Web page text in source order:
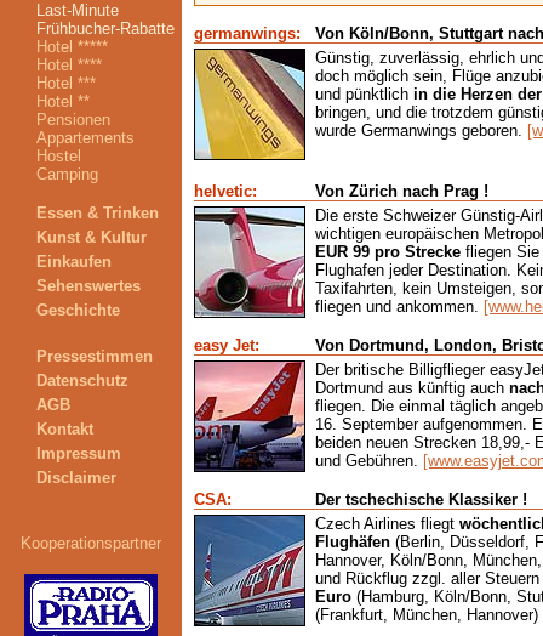
Last-Minute
Frühbucher-Rabatte
Hotel *****
Hotel ****
Hotel ***
Hotel **
Pensionen
Appartements
Hostel
Camping
Essen & Trinken
Kunst & Kultur
Einkaufen
Sehenswertes
Geschichte
Pressestimmen
Datenschutz
AGB
Kontakt
Impressum
Disclaimer
Kooperationspartner
germanwings:
Von Köln/Bonn, Stuttgart
Günstig, zuverlässig, ehrlich
doch möglich sein, Flüge
und pünktlich in die Herzen
bringen, und die trotzdem
wurde Germanwings geboren.
helvetic:
Von Zürich nach Prag !
Die erste Schweizer Günstig-
wichtigen europäischen
EUR 99 pro Strecke fliegen
Flughafen jeder Destination.
Taxifahrten, kein Umsteigen,
fliegen und ankommen.
easy Jet:
Von Dortmund, London,
Der britische Billigflieger
Dortmund aus künftig auch
fliegen. Die einmal täglich
16. September aufgenommen.
beiden neuen Strecken 18,99,-
und Gebühren.
CSA:
Der tschechische Klassiker !
Czech Airlines fliegt
Flughäfen (Berlin, Düsseldorf,
Hannover, Köln/Bonn,
und Rückflug zzgl. aller
Euro (Hamburg, Köln/Bonn,
(Frankfurt, München, Hannover)